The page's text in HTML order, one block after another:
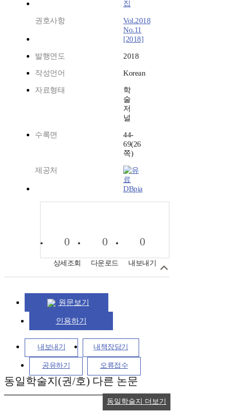
집
권호사항
Vol.2018
No.11
[2018]
발행연도 2018
작성언어 Korean
자료형태
학
술
저
널
수록면
44-
69(26
쪽)
제공처
DBpia
0
상세조회
0
다운로드
0
내보내기
원문보기
인용하기
내보내기 내책장담기
공유하기 오류접수
동일학술지(권/호) 다른 논문
동일학술지 더보기